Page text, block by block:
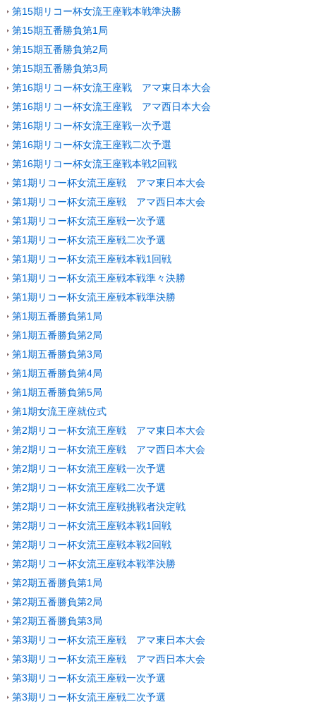
第15期リコー杯女流王座戦本戦準決勝
第15期五番勝負第1局
第15期五番勝負第2局
第15期五番勝負第3局
第16期リコー杯女流王座戦 アマ東日本大会
第16期リコー杯女流王座戦 アマ西日本大会
第16期リコー杯女流王座戦一次予選
第16期リコー杯女流王座戦二次予選
第16期リコー杯女流王座戦本戦2回戦
第1期リコー杯女流王座戦 アマ東日本大会
第1期リコー杯女流王座戦 アマ西日本大会
第1期リコー杯女流王座戦一次予選
第1期リコー杯女流王座戦二次予選
第1期リコー杯女流王座戦本戦1回戦
第1期リコー杯女流王座戦本戦準々決勝
第1期リコー杯女流王座戦本戦準決勝
第1期五番勝負第1局
第1期五番勝負第2局
第1期五番勝負第3局
第1期五番勝負第4局
第1期五番勝負第5局
第1期女流王座就位式
第2期リコー杯女流王座戦 アマ東日本大会
第2期リコー杯女流王座戦 アマ西日本大会
第2期リコー杯女流王座戦一次予選
第2期リコー杯女流王座戦二次予選
第2期リコー杯女流王座戦挑戦者決定戦
第2期リコー杯女流王座戦本戦1回戦
第2期リコー杯女流王座戦本戦2回戦
第2期リコー杯女流王座戦本戦準決勝
第2期五番勝負第1局
第2期五番勝負第2局
第2期五番勝負第3局
第3期リコー杯女流王座戦 アマ東日本大会
第3期リコー杯女流王座戦 アマ西日本大会
第3期リコー杯女流王座戦一次予選
第3期リコー杯女流王座戦二次予選